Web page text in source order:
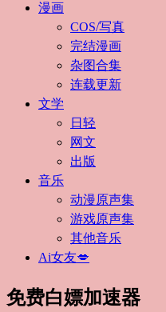
漫画
COS/写真
完结漫画
杂图合集
连载更新
文学
日轻
网文
出版
音乐
动漫原声集
游戏原声集
其他音乐
Ai女友💋
免费白嫖加速器